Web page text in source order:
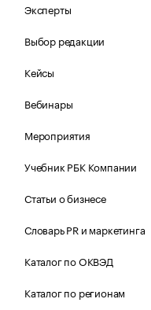
Эксперты
Выбор редакции
Кейсы
Вебинары
Мероприятия
Учебник РБК Компании
Статьи о бизнесе
Словарь PR и маркетинга
Каталог по ОКВЭД
Каталог по регионам